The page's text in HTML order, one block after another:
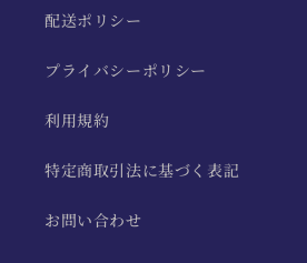
配送ポリシー
プライバシーポリシー
利用規約
特定商取引法に基づく表記
お問い合わせ